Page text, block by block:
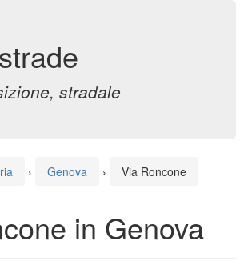
stradale
› Genova › Via Roncone
in Genova